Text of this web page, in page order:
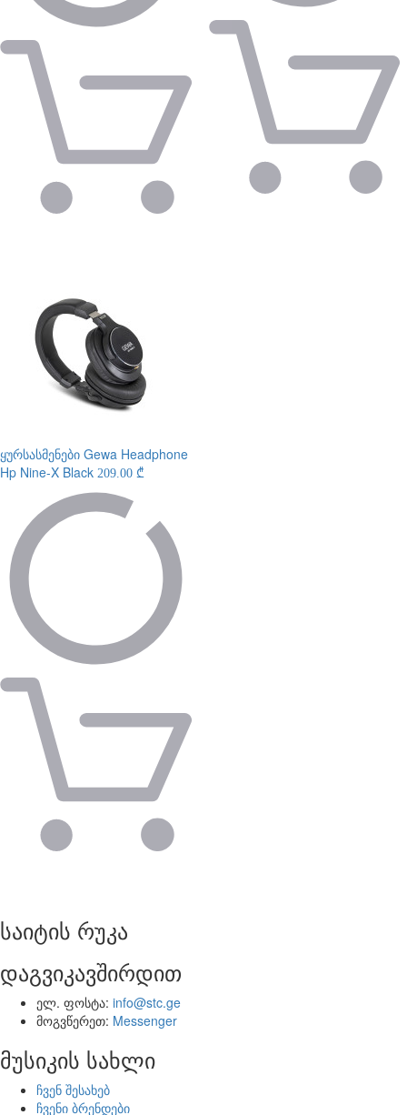
ყურსასმენები Gewa Headphone
Hp Nine-X Black 209.00 ₾
საიტის რუკა
დაგვიკავშირდით
ელ. ფოსტა: info@stc.ge
მოგვწერეთ: Messenger
მუსიკის სახლი
ჩვენ შესახებ
ჩვენი ბრენდები